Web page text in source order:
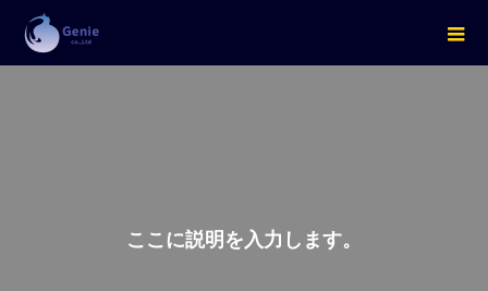
こ こ に説明 を 入 力 し ま す。